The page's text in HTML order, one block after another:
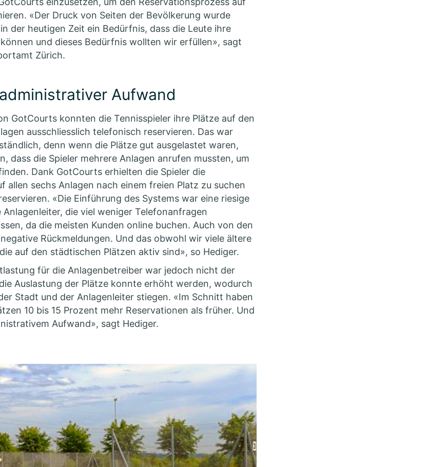
«Der Druck von Seiten der Bevölkerung wurde
der heutigen Zeit ein Bedürfnis, dass die Leute ihre
und dieses Bedürfnis wollten wir erfüllen», sagt
Zürich.
Aufwand
GotCourts konnten die Tennisspieler ihre Plätze auf den
ausschliesslich telefonisch reservieren. Das war
denn wenn die Plätze gut ausgelastet waren,
dass die Spieler mehrere Anlagen anrufen mussten, um
Dank GotCourts erhielten die Spieler die
allen sechs Anlagen nach einem freien Platz zu suchen
«Die Einführung des Systems war eine riesige
die viel weniger Telefonanfragen
da die meisten Kunden online buchen. Auch von den
Rückmeldungen. Und das obwohl wir viele ältere
auf den städtischen Plätzen aktiv sind», so Hediger.
für die Anlagenbetreiber war jedoch nicht der
Auslastung der Plätze konnte erhöht werden, wodurch
Stadt und der Anlagenleiter stiegen. «Im Schnitt haben
10 bis 15 Prozent mehr Reservationen als früher. Und
Aufwand», sagt Hediger.